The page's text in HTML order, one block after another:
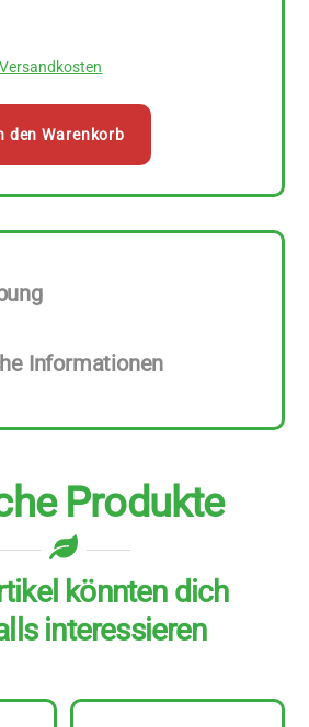
Versandkosten
den Warenkorb
Informationen
Produkte
könnten dich
interessieren